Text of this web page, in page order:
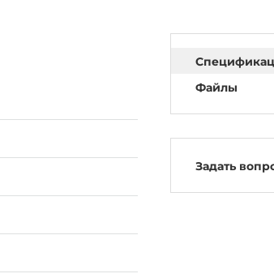
Файлы
Задать